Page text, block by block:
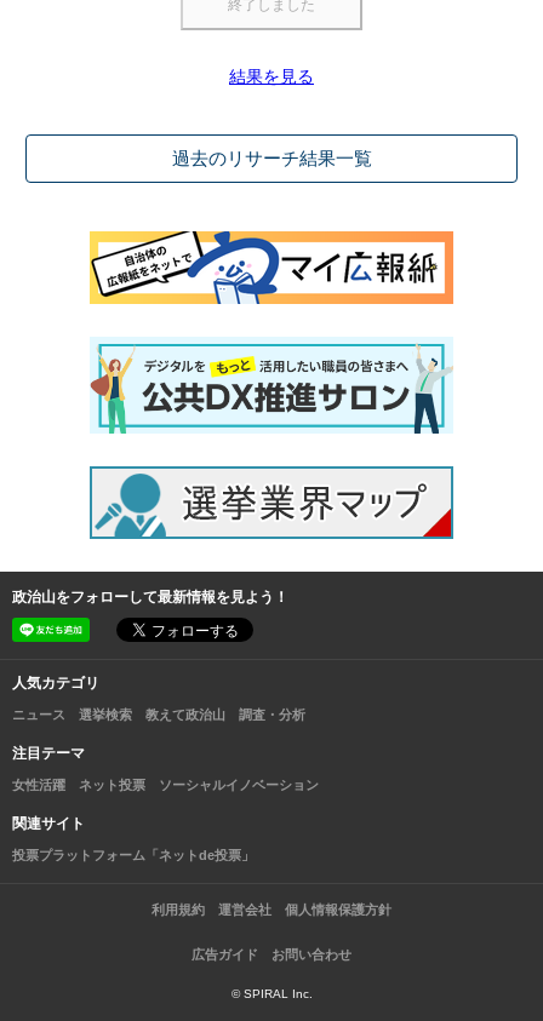
結果を見る
過去のリサーチ結果一覧
政治山をフォローして最新情報を見よう！
人気カテゴリ
ニュース 選挙検索 教えて政治山 調査・分析
注目テーマ
女性活躍 ネット投票 ソーシャルイノベーション
関連サイト
投票プラットフォーム「ネットde投票」
利用規約 運営会社 個人情報保護方針
広告ガイド お問い合わせ
© SPIRAL Inc.